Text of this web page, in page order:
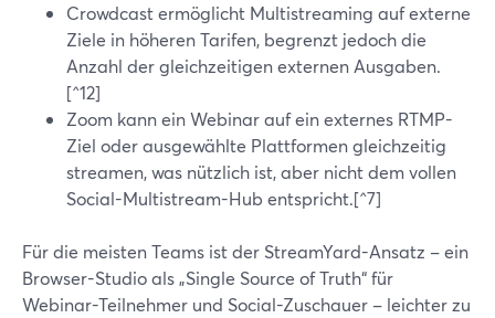
Crowdcast ermöglicht Multistreaming auf externe
Ziele in höheren Tarifen, begrenzt jedoch die
Anzahl der gleichzeitigen externen Ausgaben.
[^12]
Zoom kann ein Webinar auf ein externes RTMP-
Ziel oder ausgewählte Plattformen gleichzeitig
streamen, was nützlich ist, aber nicht dem vollen
Social-Multistream-Hub entspricht.[^7]
Für die meisten Teams ist der StreamYard-Ansatz – ein
Browser-Studio als „Single Source of Truth“ für
Webinar-Teilnehmer und Social-Zuschauer – leichter zu